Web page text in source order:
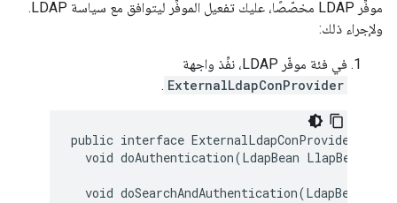
موفِّر LDAP مخصّصًا، عليك تفعيل الموفِّر ليتوافق مع سياسة LDAP.
ولإجراء ذلك:
في فئة موفّر LDAP، نفِّذ واجهة
ExternalLdapConProvider
.
public interface ExternalLdapConProvider {
void doAuthentication(LdapBean LlapBean,
void doSearchAndAuthentication(LdapBean